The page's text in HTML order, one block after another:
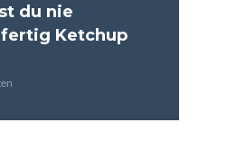
du nie
Ketchup